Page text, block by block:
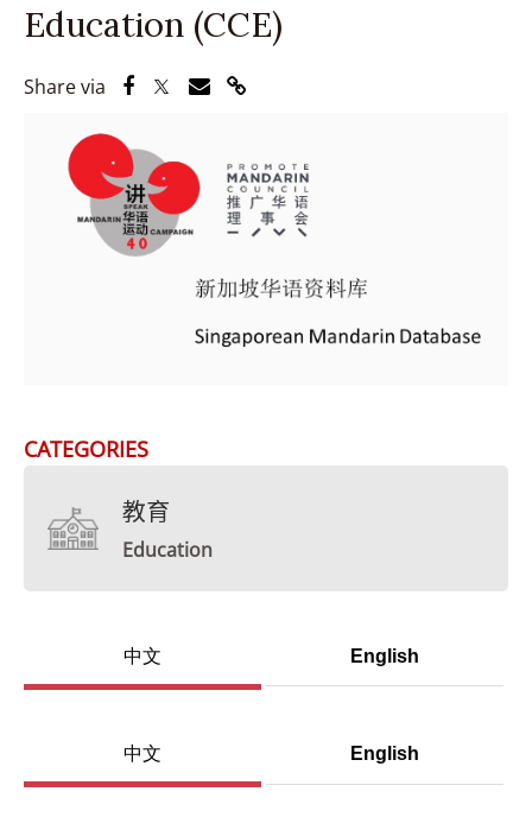
Education (CCE)
Share via Share via Facebook
Share via Twitter
Share via Email
Share via Link
CATEGORIES
教育
Education
中文 English
中文 English